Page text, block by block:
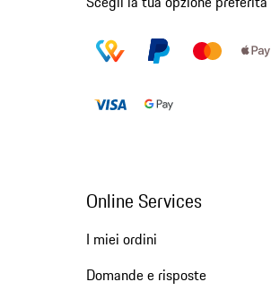
Online Services
I miei ordini
Domande e risposte